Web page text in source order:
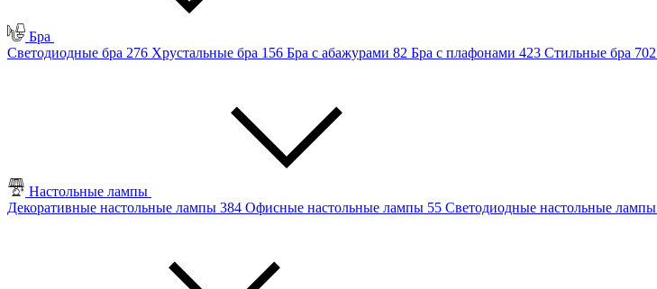
Бра
Светодиодные бра 276 Хрустальные бра 156 Бра с абажурами 82 Бра с плафонами 423 Стильные бра 702
Настольные лампы
Декоративные настольные лампы 384 Офисные настольные лампы 55 Светодиодные настольные лампы